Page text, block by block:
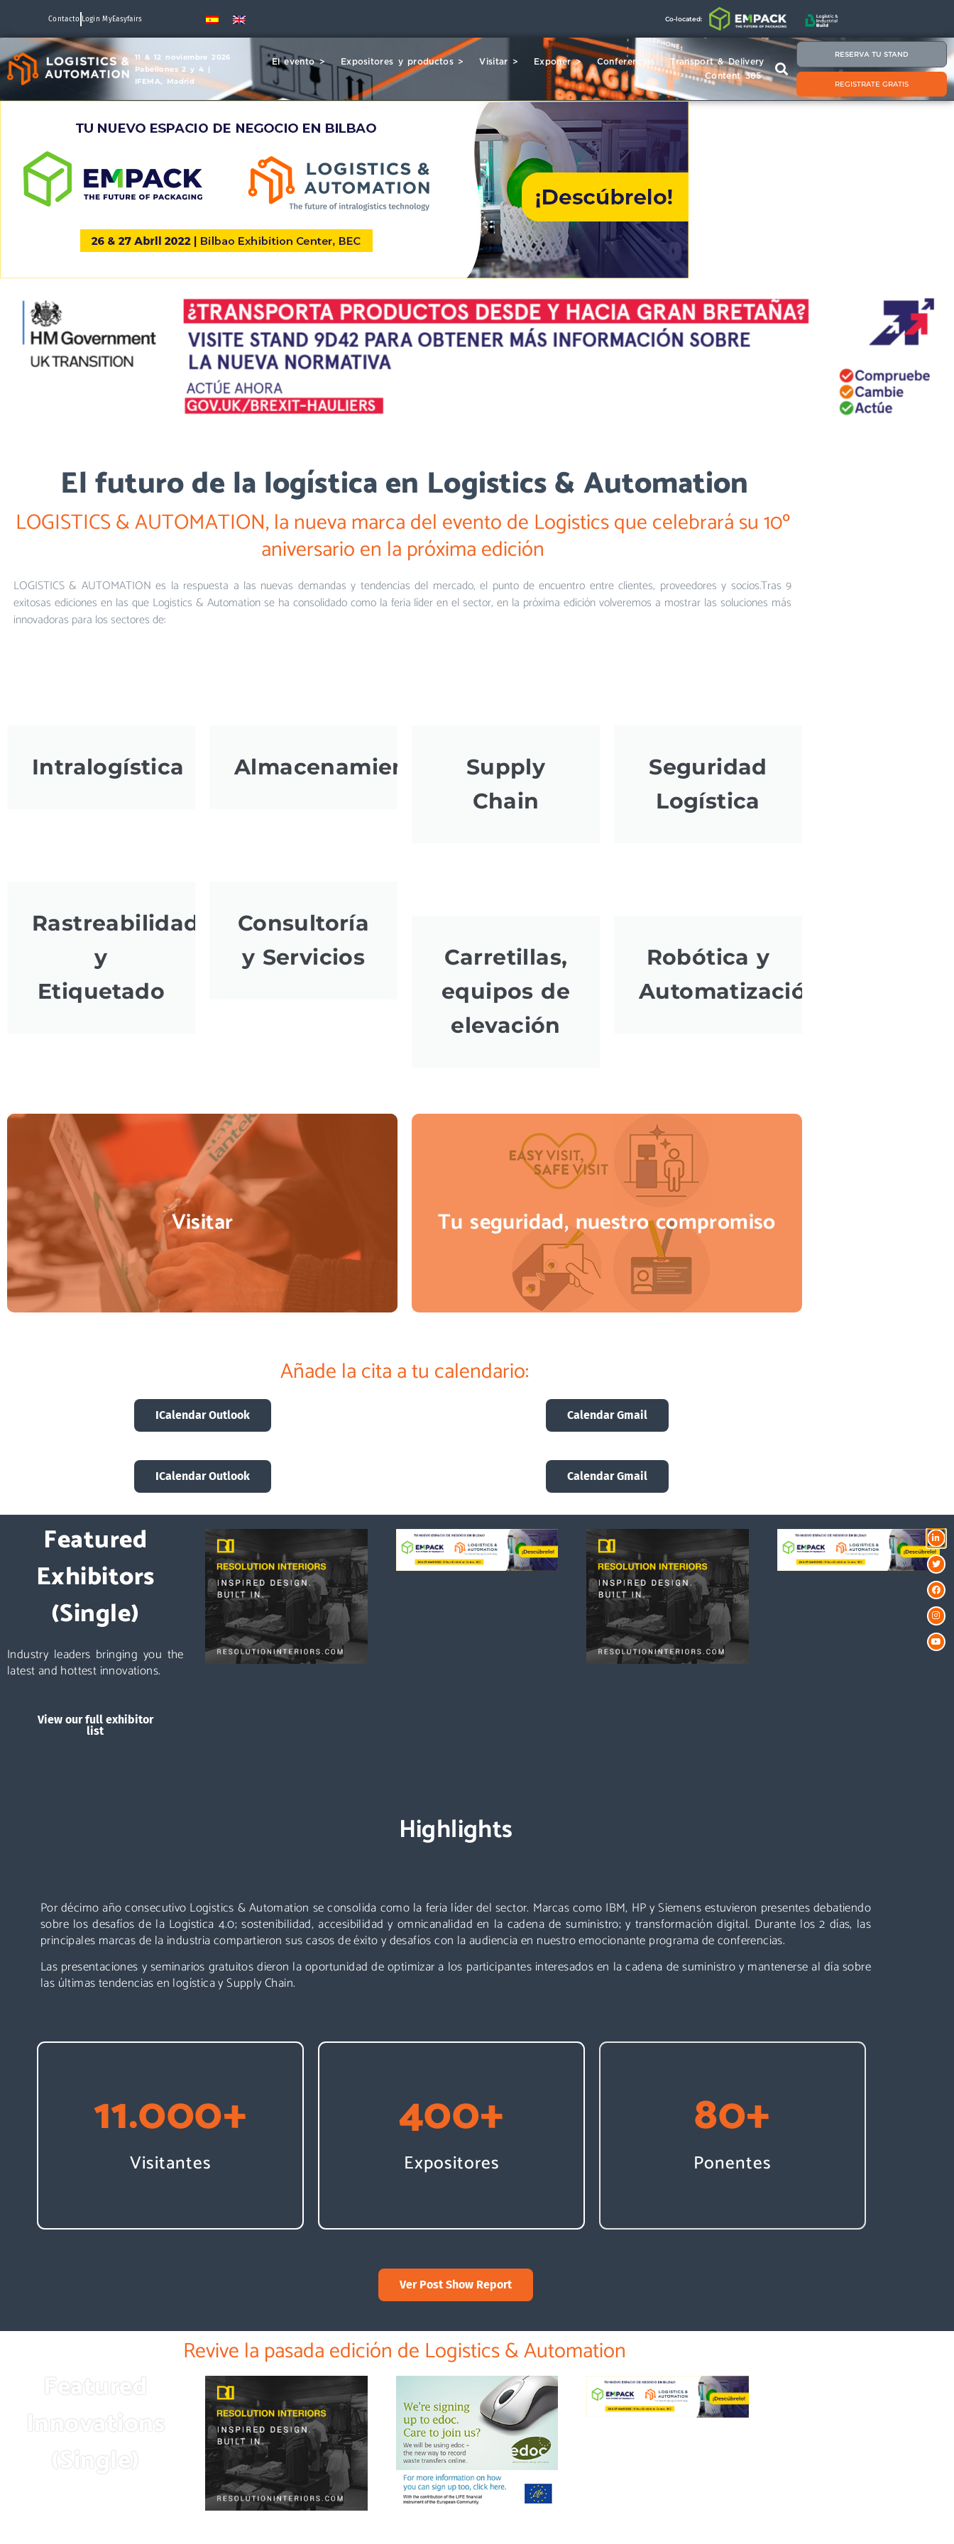
Contacto Login MyEasyfairs Co-located:
11 & 12 noviembre 2026
Pabellones 2 y 4 |
IFEMA, Madrid
El evento > Expositores y productos > Visitar > Exponer > Conferencias
Transport & Delivery
Content 365
RESERVA TU STAND
REGISTRATE GRATIS
El futuro de la logística en Logistics & Automation
LOGISTICS & AUTOMATION, la nueva marca del evento de Logistics que celebrará su 10º
aniversario en la próxima edición
LOGISTICS & AUTOMATION es la respuesta a las nuevas demandas y tendencias del mercado, el punto de encuentro entre clientes, proveedores y socios.Tras 9
exitosas ediciones en las que Logistics & Automation se ha consolidado como la feria líder en el sector, en la próxima edición volveremos a mostrar las soluciones más
innovadoras para los sectores de:
Intralogística
Rastreabilidad
y
Etiquetado
Almacenamiento
Consultoría
y Servicios
Supply
Chain
Carretillas,
equipos de
elevación
Seguridad
Logística
Robótica y
Automatización
Visitar
Registra tu interés
Tu seguridad, nuestro compromiso
Medidas de seguridad
Añade la cita a tu calendario:
ICalendar Outlook Calendar Gmail
ICalendar Outlook Calendar Gmail
Featured
Exhibitors
(Single)
Industry leaders bringing you the
latest and hottest innovations.
View our full exhibitor
list
Highlights
Por décimo año consecutivo Logistics & Automation se consolida como la feria líder del sector. Marcas como IBM, HP y Siemens estuvieron presentes debatiendo
sobre los desafíos de la Logistica 4.0; sostenibilidad, accesibilidad y omnicanalidad en la cadena de suministro; y transformación digital. Durante los 2 días, las
principales marcas de la industria compartieron sus casos de éxito y desafíos con la audiencia en nuestro emocionante programa de conferencias.
Las presentaciones y seminarios gratuitos dieron la oportunidad de optimizar a los participantes interesados en la cadena de suministro y mantenerse al día sobre
las últimas tendencias en logística y Supply Chain.
Visitantes
11.000+
Expositores
400+
Ponentes
80+
Ver Post Show Report
Revive la pasada edición de Logistics & Automation
Featured
Innovations
(Single)